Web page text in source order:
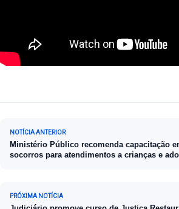
Navegação de Post
NOTÍCIA ANTERIOR
Ministério Público recomenda capacitação
socorros para atendimentos a crianças e
PRÓXIMA NOTÍCIA